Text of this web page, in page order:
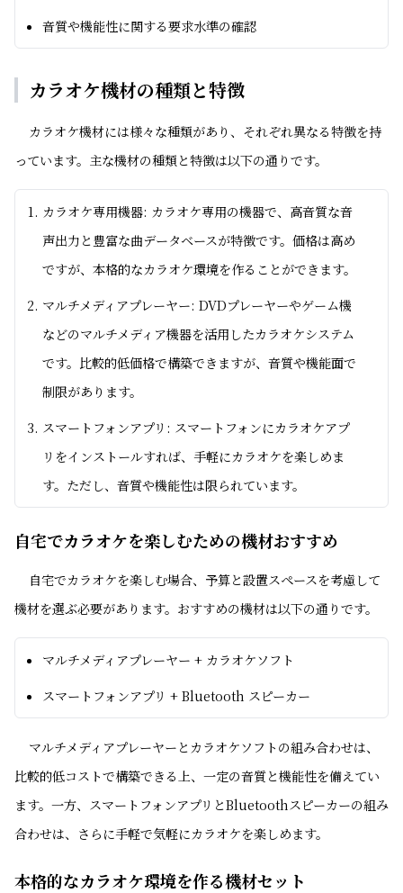
音質や機能性に関する要求水準の確認
カラオケ機材の種類と特徴
カラオケ機材には様々な種類があり、それぞれ異なる特徴を持
っています。主な機材の種類と特徴は以下の通りです。
カラオケ専用機器: カラオケ専用の機器で、高音質な音
声出力と豊富な曲データベースが特徴です。価格は高め
ですが、本格的なカラオケ環境を作ることができます。
マルチメディアプレーヤー: DVDプレーヤーやゲーム機
などのマルチメディア機器を活用したカラオケシステム
です。比較的低価格で構築できますが、音質や機能面で
制限があります。
スマートフォンアプリ: スマートフォンにカラオケアプ
リをインストールすれば、手軽にカラオケを楽しめま
す。ただし、音質や機能性は限られています。
自宅でカラオケを楽しむための機材おすすめ
自宅でカラオケを楽しむ場合、予算と設置スペースを考慮して
機材を選ぶ必要があります。おすすめの機材は以下の通りです。
マルチメディアプレーヤー + カラオケソフト
スマートフォンアプリ + Bluetooth スピーカー
マルチメディアプレーヤーとカラオケソフトの組み合わせは、
比較的低コストで構築できる上、一定の音質と機能性を備えてい
ます。一方、スマートフォンアプリとBluetoothスピーカーの組み
合わせは、さらに手軽で気軽にカラオケを楽しめます。
本格的なカラオケ環境を作る機材セット